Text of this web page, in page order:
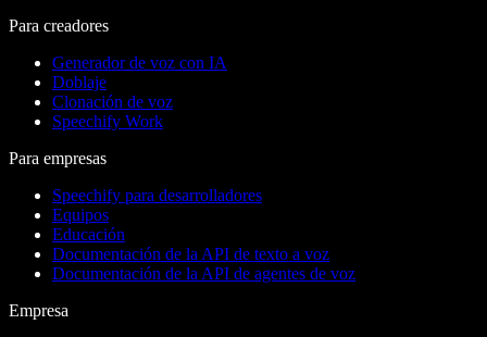
Para creadores
Generador de voz con IA
Doblaje
Clonación de voz
Speechify Work
Para empresas
Speechify para desarrolladores
Equipos
Educación
Documentación de la API de texto a voz
Documentación de la API de agentes de voz
Empresa